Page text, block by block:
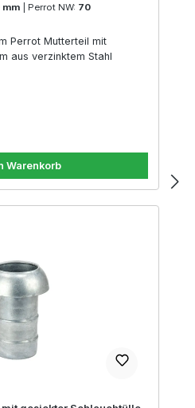
mm Perrot NW: 70
Perrot Mutterteil mit
aus verzinktem Stahl
Warenkorb